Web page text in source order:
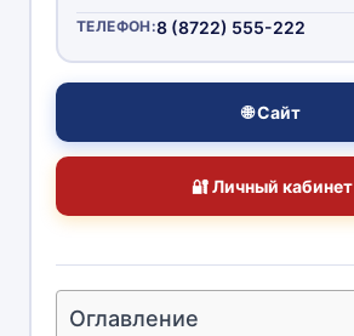
ТЕЛЕФОН:8 (8722) 555-222
🌐 Сайт
🔐 Личный кабинет
Оглавление